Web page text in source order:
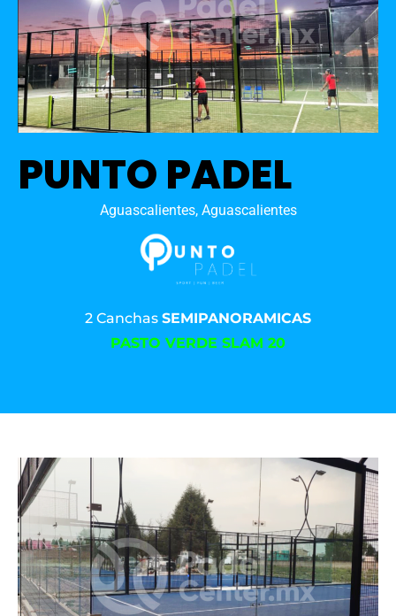
PUNTO PADEL
Aguascalientes, Aguascalientes
2 Canchas SEMIPANORAMICAS
PASTO VERDE SLAM 20